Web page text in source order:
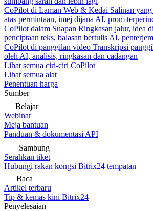
CoPilot di Laman Web & Kedai Salinan
atas permintaan, imej dijana AI, prom
CoPilot dalam Suapan Ringkasan jalur, idea
penciptaan teks, balasan bertulis AI,
CoPilot di panggilan video Transkripsi
oleh AI, analisis, ringkasan dan cadangan
Lihat semua ciri-ciri CoPilot
Lihat semua alat
Penentuan harga
Sumber
Belajar
Webinar
Meja bantuan
Panduan & dokumentasi API
Sambung
Serahkan tiket
Hubungi rakan kongsi Bitrix24 tempatan
Baca
Artikel terbaru
Tip & kemas kini Bitrix24
Penyelesaian